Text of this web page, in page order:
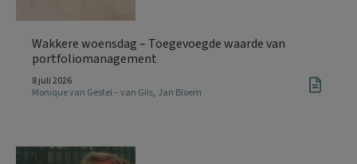
Wakkere woensdag – Toegevoegde waarde van
portfoliomanagement
8 juli 2026
Monique van Gestel – van Gils, Jan Bloem